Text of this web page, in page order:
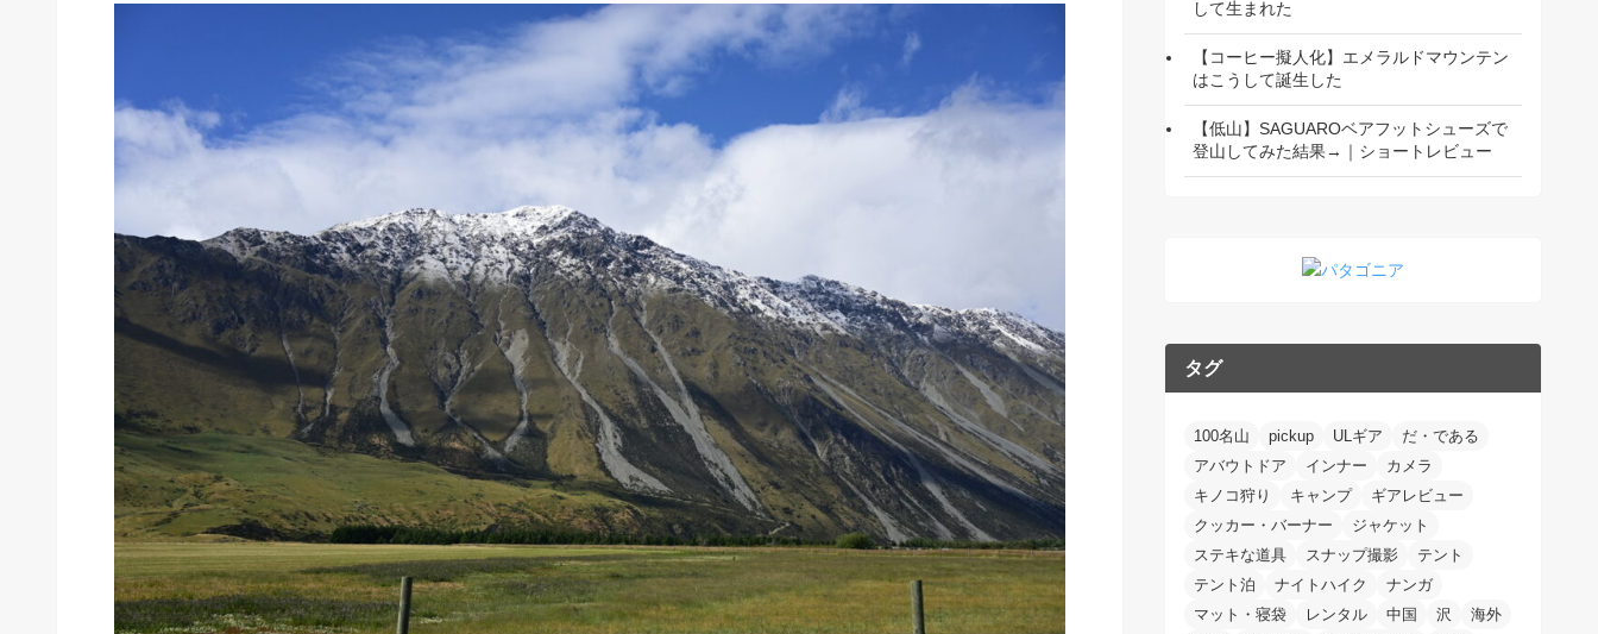
して生まれた
【コーヒー擬人化】エメラルドマウンテン
はこうして誕生した
【低山】SAGUAROベアフットシューズで
登山してみた結果→｜ショートレビュー
タグ
100名山 pickup ULギア
だ・である
アバウトドア
インナー
カメラ
キノコ狩り
キャンプ
ギアレビュー
クッカー・バーナー
ジャケット
ステキな道具
スナップ撮影
テント
テント泊
ナイトハイク
ナンガ
マット・寝袋
レンタル 中国 沢
海外